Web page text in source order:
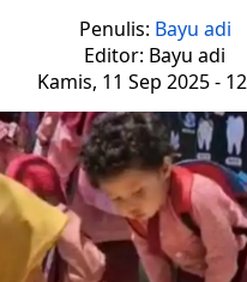
Penulis: Bayu adi
Editor: Bayu adi
Kamis, 11 Sep 2025 -